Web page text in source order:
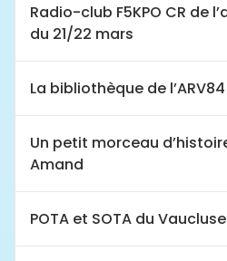
Radio-club F5KPO CR de
du 21/22 mars
La bibliothèque de l’ARV84
Un petit morceau
Amand
POTA et SOTA du